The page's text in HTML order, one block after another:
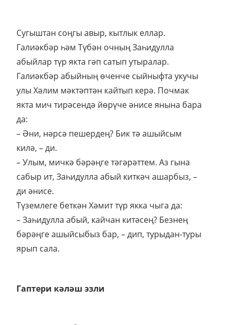
Сугыштан соңгы авыр, кытлык еллар.
Галиәкбәр һәм Түбән очның Заһидулла
абыйлар түр якта гәп сатып утыралар.
Галиәкбәр абыйның өченче сыйныфта укучы
улы Хәлим мәктәптән кайтып керә. Почмак
якта мич тирәсендә йөрүче әнисе янына бара
да:
– Әни, нәрсә пешердең? Бик тә ашыйсым
килә, – ди.
– Улым, мичкә бәрәңге тәгәрәттем. Аз гына
сабыр ит, Заһидулла абый киткәч ашарбыз, –
ди әнисе.
Түземлеге беткән Хәмит түр якка чыга да:
– Заһидулла абый, кайчан китәсең? Безнең
бәрәңге ашыйсыбыз бар, – дип, турыдан-туры
ярып сала.
Гаптери кәләш эзли